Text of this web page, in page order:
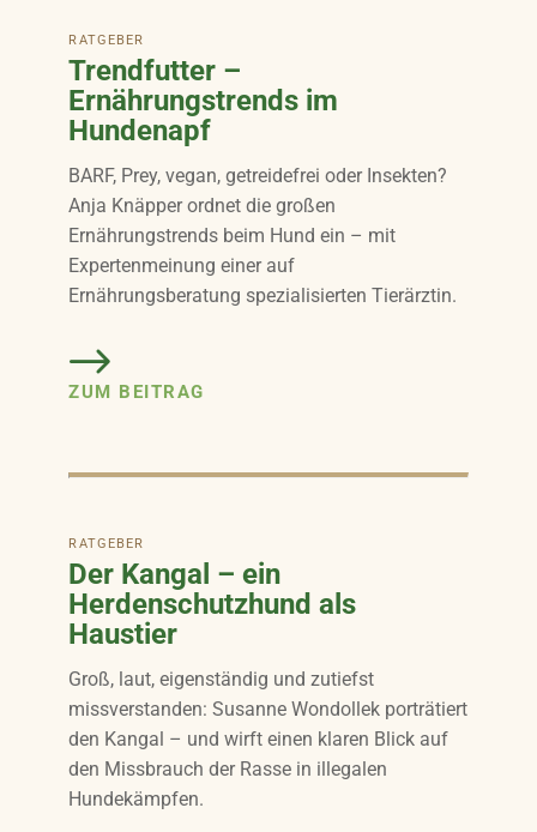
RATGEBER
Trendfutter –
Ernährungstrends im
Hundenapf
BARF, Prey, vegan, getreidefrei oder Insekten?
Anja Knäpper ordnet die großen
Ernährungstrends beim Hund ein – mit
Expertenmeinung einer auf
Ernährungsberatung spezialisierten Tierärztin.
ZUM BEITRAG
RATGEBER
Der Kangal – ein
Herdenschutzhund als
Haustier
Groß, laut, eigenständig und zutiefst
missverstanden: Susanne Wondollek porträtiert
den Kangal – und wirft einen klaren Blick auf
den Missbrauch der Rasse in illegalen
Hundekämpfen.